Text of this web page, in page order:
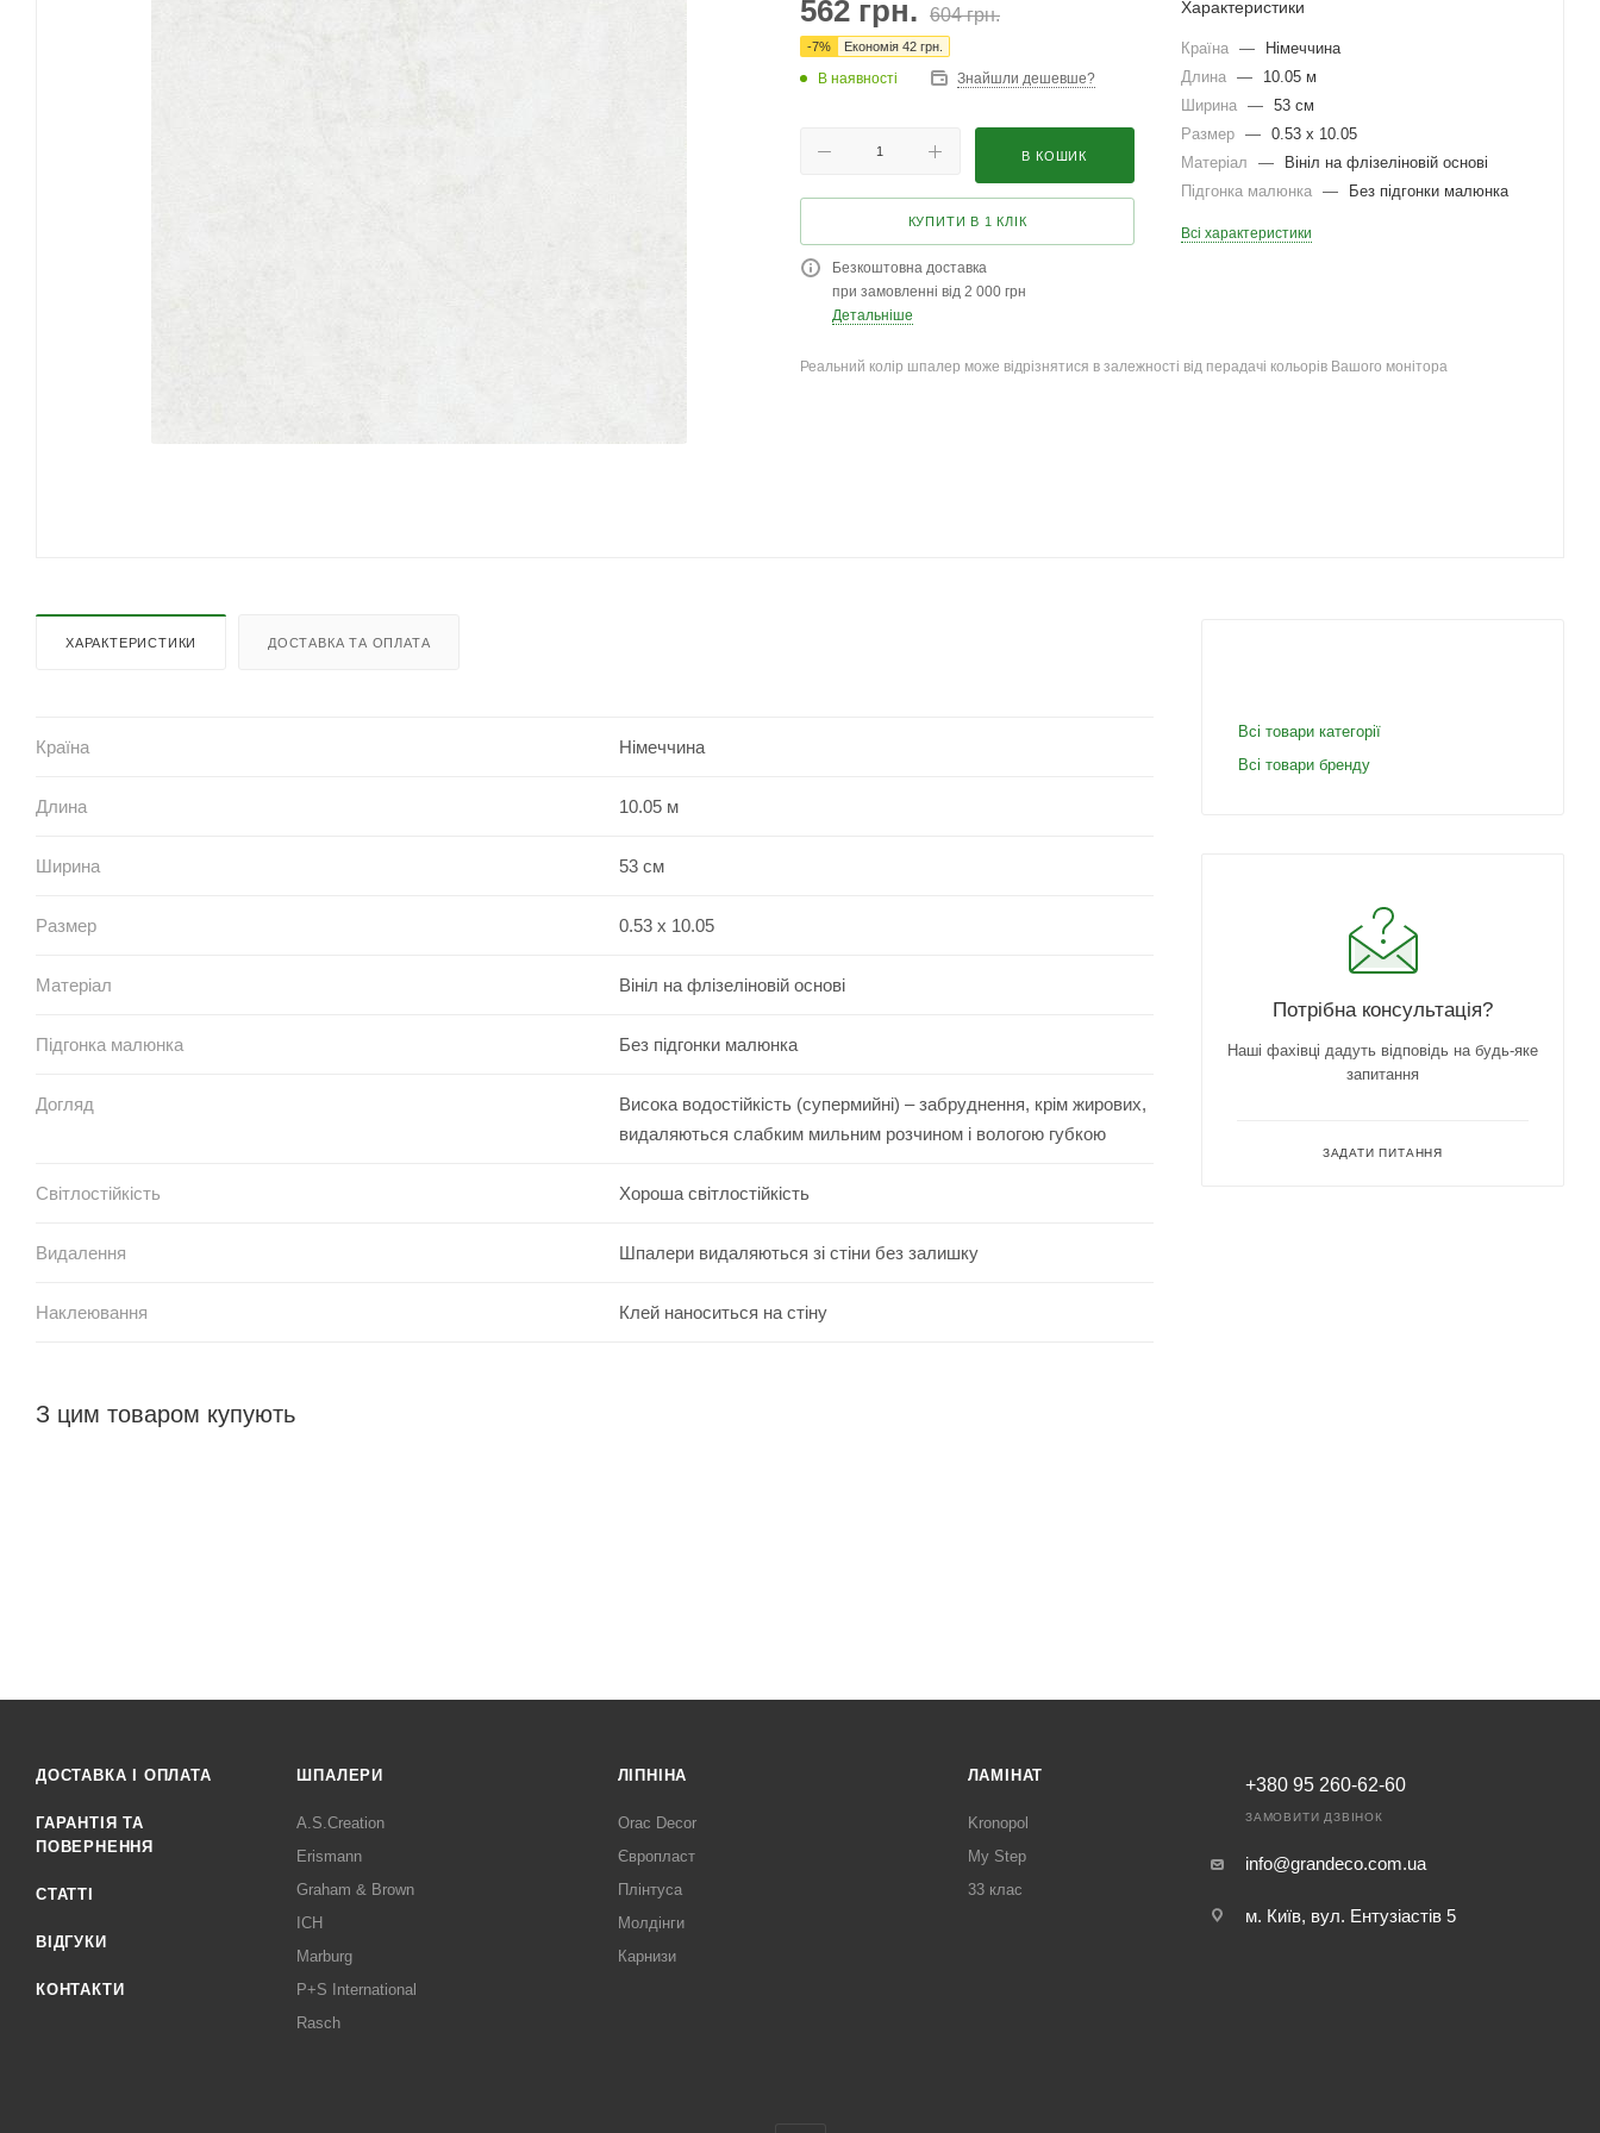
562 грн. 604грн.
-7% Економія 42 грн.
В наявності Знайшли дешевше?
В КОШИК
КУПИТИ В 1 КЛІК
Безкоштовна доставка
при замовленні від 2 000 грн
Детальніше
Характеристики
Країна —
Німеччина
Длина —
10.05 м
Ширина — 53 см
Размер — 0.53 x 10.05
Матеріал
—
Вініл на флізеліновій основі
Підгонка малюнка — Без підгонки малюнка
Всі характеристики
Реальний колір шпалер може відрізнятися в залежності від перадачі кольорів Вашого монітора
ХАРАКТЕРИСТИКИ ДОСТАВКА ТА ОПЛАТА
Країна Німеччина
Длина 10.05 м
Ширина 53 см
Размер 0.53 x 10.05
Матеріал Вініл на флізеліновій основі
Підгонка малюнка Без підгонки малюнка
Догляд
Висока водостійкість (супермийні) – забруднення, крім жирових,
видаляються слабким мильним розчином і вологою губкою
Світлостійкість Хороша світлостійкість
Видалення Шпалери видаляються зі стіни без залишку
Наклеювання Клей наноситься на стіну
З цим товаром купують
Всі товари категорії
Всі товари бренду
Потрібна консультація?
Наші фахівці дадуть відповідь на будь-яке
запитання
ЗАДАТИ ПИТАННЯ
ДОСТАВКА І ОПЛАТА
ГАРАНТІЯ ТА
ПОВЕРНЕННЯ
СТАТТІ
ВІДГУКИ
КОНТАКТИ
ШПАЛЕРИ
A.S.Creation
Erismann
Graham & Brown
ICH
Marburg
P+S International
Rasch
ЛІПНІНА
Orac Decor
Європласт
Плінтуса
Молдінги
Карнизи
ЛАМІНАТ
Kronopol
My Step
33 клас
+380 95 260-62-60
ЗАМОВИТИ ДЗВІНОК
info@grandeco.com.ua
м. Київ, вул. Ентузіастів 5